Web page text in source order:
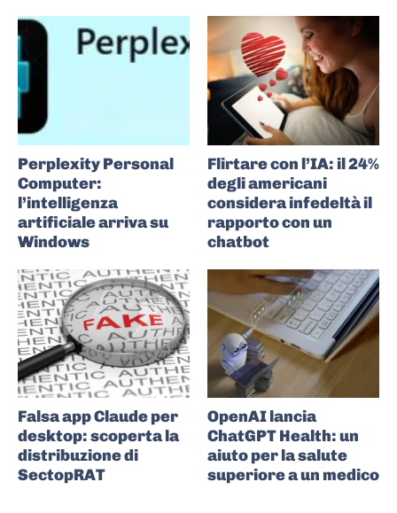
Perplexity Personal
Computer:
l’intelligenza
artificiale arriva su
Windows
Flirtare con l’IA: il 24%
degli americani
considera infedeltà il
rapporto con un
chatbot
Falsa app Claude per
desktop: scoperta la
distribuzione di
SectopRAT
OpenAI lancia
ChatGPT Health: un
aiuto per la salute
superiore a un medico